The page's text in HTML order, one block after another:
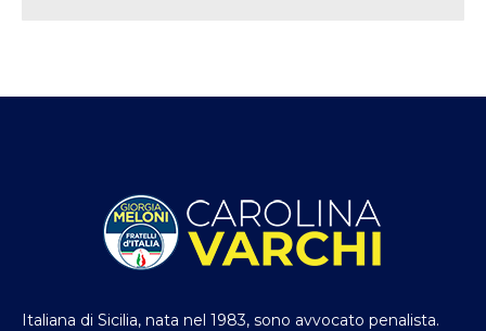
Italiana di Sicilia, nata nel 1983, sono avvocato penalista.